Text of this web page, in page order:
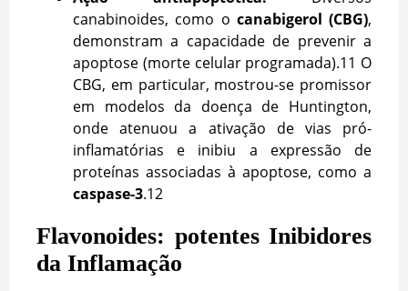
canabinoides, como o canabigerol (CBG),
demonstram a capacidade de prevenir a
apoptose (morte celular programada).11 O
CBG, em particular, mostrou-se promissor
em modelos da doença de Huntington,
onde atenuou a ativação de vias pró-
inflamatórias e inibiu a expressão de
proteínas associadas à apoptose, como a
caspase-3.12
Flavonoides: potentes Inibidores
da Inflamação